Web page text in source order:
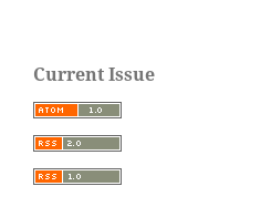
Current Issue